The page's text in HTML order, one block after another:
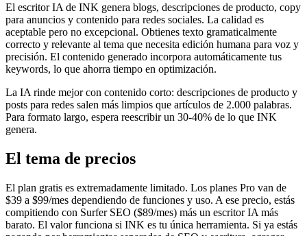
El escritor IA de INK genera blogs, descripciones de producto, copy
para anuncios y contenido para redes sociales. La calidad es
aceptable pero no excepcional. Obtienes texto gramaticalmente
correcto y relevante al tema que necesita edición humana para voz y
precisión. El contenido generado incorpora automáticamente tus
keywords, lo que ahorra tiempo en optimización.
La IA rinde mejor con contenido corto: descripciones de producto y
posts para redes salen más limpios que artículos de 2.000 palabras.
Para formato largo, espera reescribir un 30-40% de lo que INK
genera.
El tema de precios
El plan gratis es extremadamente limitado. Los planes Pro van de
$39 a $99/mes dependiendo de funciones y uso. A ese precio, estás
compitiendo con Surfer SEO ($89/mes) más un escritor IA más
barato. El valor funciona si INK es tu única herramienta. Si ya estás